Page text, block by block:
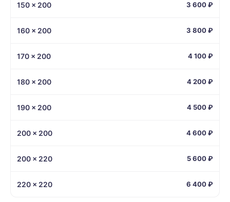
150 × 200 3 600 ₽
160 × 200 3 800 ₽
170 × 200 4 100 ₽
180 × 200 4 200 ₽
190 × 200 4 500 ₽
200 × 200 4 600 ₽
200 × 220 5 600 ₽
220 × 220 6 400 ₽